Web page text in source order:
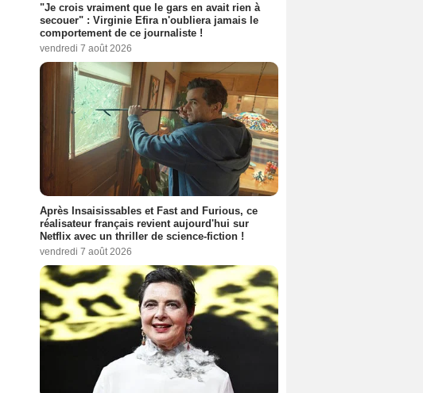
"Je crois vraiment que le gars en avait rien à
secouer" : Virginie Efira n'oubliera jamais le
comportement de ce journaliste !
vendredi 7 août 2026
Après Insaisissables et Fast and Furious, ce
réalisateur français revient aujourd'hui sur
Netflix avec un thriller de science-fiction !
vendredi 7 août 2026